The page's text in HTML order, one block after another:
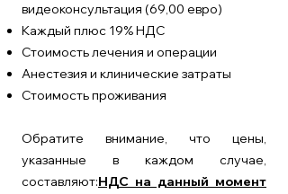
видеоконсультация (69,00 евро)
Каждый плюс 19% НДС
Стоимость лечения и операции
Анестезия и клинические затраты
Стоимость проживания
Обратите внимание, что цены,
указанные в каждом случае,
составляют:НДС на данный момент